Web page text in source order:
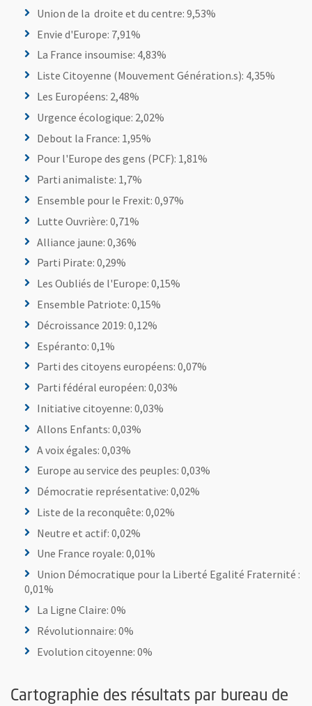
Union de la droite et du centre: 9,53%
Envie d'Europe: 7,91%
La France insoumise: 4,83%
Liste Citoyenne (Mouvement Génération.s): 4,35%
Les Européens: 2,48%
Urgence écologique: 2,02%
Debout la France: 1,95%
Pour l'Europe des gens (PCF): 1,81%
Parti animaliste: 1,7%
Ensemble pour le Frexit: 0,97%
Lutte Ouvrière: 0,71%
Alliance jaune: 0,36%
Parti Pirate: 0,29%
Les Oubliés de l'Europe: 0,15%
Ensemble Patriote: 0,15%
Décroissance 2019: 0,12%
Espéranto: 0,1%
Parti des citoyens européens: 0,07%
Parti fédéral européen: 0,03%
Initiative citoyenne: 0,03%
Allons Enfants: 0,03%
A voix égales: 0,03%
Europe au service des peuples: 0,03%
Démocratie représentative: 0,02%
Liste de la reconquête: 0,02%
Neutre et actif: 0,02%
Une France royale: 0,01%
Union Démocratique pour la Liberté Egalité Fraternité :
0,01%
La Ligne Claire: 0%
Révolutionnaire: 0%
Evolution citoyenne: 0%
Cartographie des résultats par bureau de